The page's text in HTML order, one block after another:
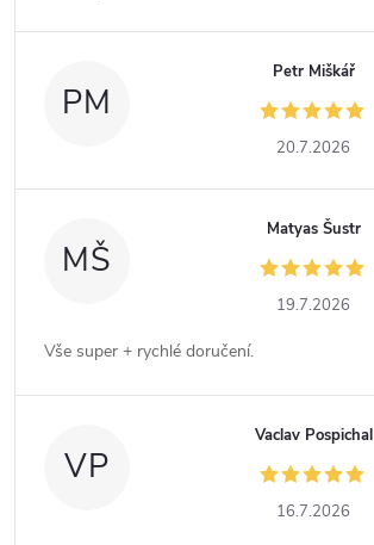
PM
Petr Miškář
20.7.2026
MŠ
Matyas Šustr
19.7.2026
Vše super + rychlé doručení.
VP
Vaclav Pospichal
16.7.2026